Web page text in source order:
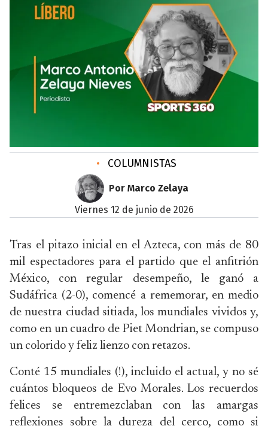
• COLUMNISTAS
Por Marco Zelaya
viernes 12 de junio de 2026
Tras el pitazo inicial en el Azteca, con más de 80
mil espectadores para el partido que el anfitrión
México, con regular desempeño, le ganó a
Sudáfrica (2-0), comencé a rememorar, en medio
de nuestra ciudad sitiada, los mundiales vividos y,
como en un cuadro de Piet Mondrian, se compuso
un colorido y feliz lienzo con retazos.
Conté 15 mundiales (!), incluido el actual, y no sé
cuántos bloqueos de Evo Morales. Los recuerdos
felices se entremezclaban con las amargas
reflexiones sobre la dureza del cerco, como si